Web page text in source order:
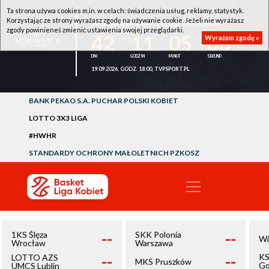
1KS ŚLĘZA WROCŁAW - LOTTO AZS UMCS LUBLIN
08
19.09.2026, GODZ. 18:00, TVPSPORT.PL
BANK PEKAO S.A. PUCHAR POLSKI KOBIET
LOTTO 3X3 LIGA
#HWHR
STANDARDY OCHRONY MAŁOLETNICH PZKOSZ
1KS Ślęza
Wrocław
--
LOTTO AZS
UMCS Lublin
--
SKK Polonia
Warszawa
--
MKS Pruszków --
Ta strona używa cookies m.in. w celach: świadczenia usług, reklamy, statystyk.
Korzystając ze strony wyrażasz zgodę na używanie cookie. Jeżeli nie wyrażasz
zgody powinieneś zmienić ustawienia swojej przeglądarki.
Wyrażam zgodę »